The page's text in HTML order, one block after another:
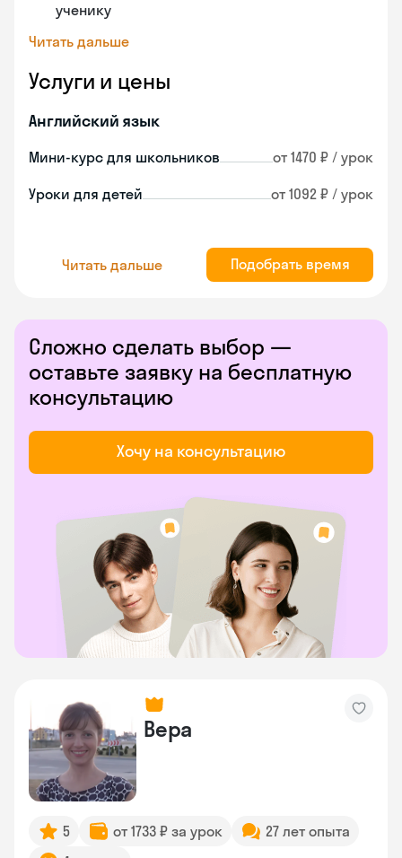
ученику
Читать дальше
Услуги и цены
Английский язык
Мини-курс для школьников от 1470 ₽ / урок
Уроки для детей от 1092 ₽ / урок
Читать дальше Подобрать время
Сложно сделать выбор —
оставьте заявку на бесплатную
консультацию
Хочу на консультацию
Вера
5 от 1733 ₽ за урок
27 лет опыта